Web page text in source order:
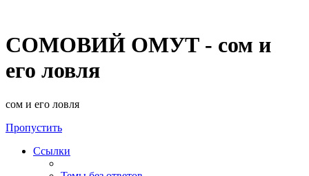
СОМОВИЙ ОМУТ - сом и
его ловля
сом и его ловля
Пропустить
Ссылки